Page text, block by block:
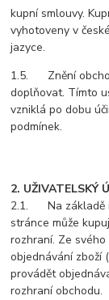
kupní smlouvy.
vyhotoveny v
jazyce.
1.5. Znění
doplňovat. Tímto
vzniklá po dobu
podmínek.
2. UŽIVATELSKÝ
2.1. Na základě
stránce může
rozhraní. Ze
objednávání zboží
provádět
rozhraní obchodu.